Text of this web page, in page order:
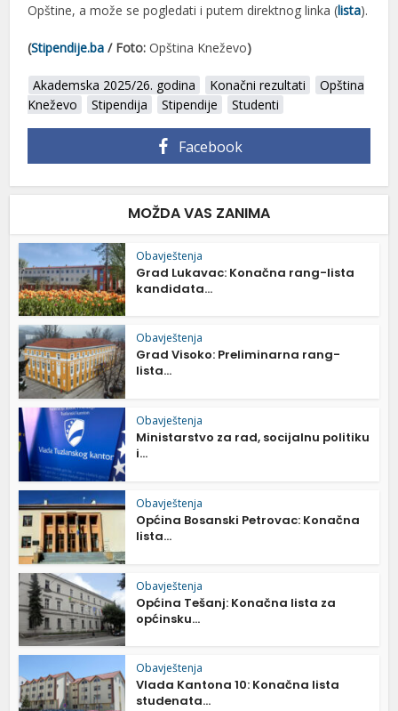
Opštine, a može se pogledati i putem direktnog linka (lista).
(Stipendije.ba / Foto:Opština Kneževo)
Akademska 2025/26. godina Konačni rezultati
Opština
Kneževo
Stipendija Stipendije Studenti
Facebook
MOŽDA VAS ZANIMA
Obavještenja
Grad Lukavac: Konačna rang-lista
kandidata...
Obavještenja
Grad Visoko: Preliminarna rang-
lista...
Obavještenja
Ministarstvo za rad, socijalnu politiku
i...
Obavještenja
Općina Bosanski Petrovac: Konačna
lista...
Obavještenja
Općina Tešanj: Konačna lista za
općinsku...
Obavještenja
Vlada Kantona 10: Konačna lista
studenata...